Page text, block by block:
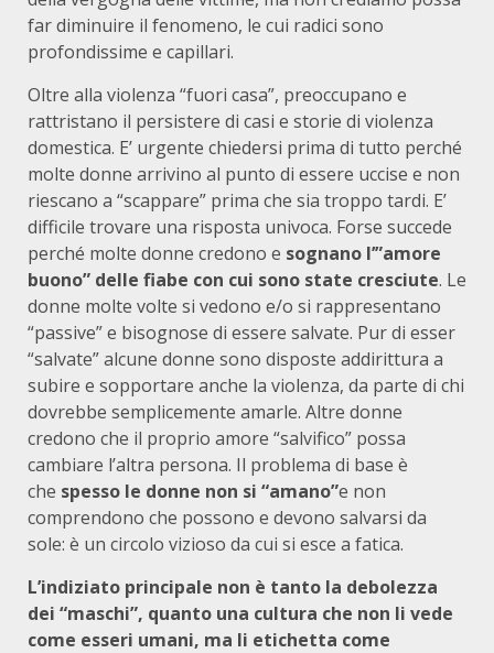
far diminuire il fenomeno, le cui radici sono
profondissime e capillari.
Oltre alla violenza “fuori casa”, preoccupano e
rattristano il persistere di casi e storie di violenza
domestica. E’ urgente chiedersi prima di tutto perché
molte donne arrivino al punto di essere uccise e non
riescano a “scappare” prima che sia troppo tardi. E’
difficile trovare una risposta univoca. Forse succede
perché molte donne credono e sognano l’”amore
buono” delle fiabe con cui sono state cresciute. Le
donne molte volte si vedono e/o si rappresentano
“passive” e bisognose di essere salvate. Pur di esser
“salvate” alcune donne sono disposte addirittura a
subire e sopportare anche la violenza, da parte di chi
dovrebbe semplicemente amarle. Altre donne
credono che il proprio amore “salvifico” possa
cambiare l’altra persona. Il problema di base è
che spesso le donne non si “amano”e non
comprendono che possono e devono salvarsi da
sole: è un circolo vizioso da cui si esce a fatica.
L’indiziato principale non è tanto la debolezza
dei “maschi”, quanto una cultura che non li vede
come esseri umani, ma li etichetta come